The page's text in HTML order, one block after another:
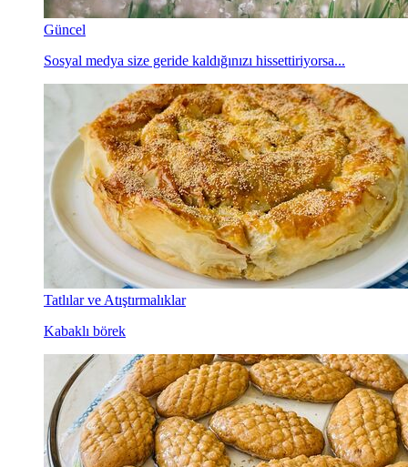
Güncel
Sosyal medya size geride kaldığınızı hissettiriyorsa...
Tatlılar ve Atıştırmalıklar
Kabaklı börek